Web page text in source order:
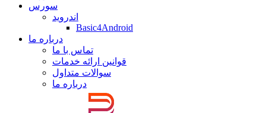
سورس
اندروید
Basic4Android
درباره ما
تماس با ما
قوانین ارائه خدمات
سوالات متداول
درباره ما